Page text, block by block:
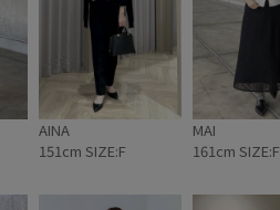
AINA
151cm SIZE:F
MAI
161cm SIZE:F